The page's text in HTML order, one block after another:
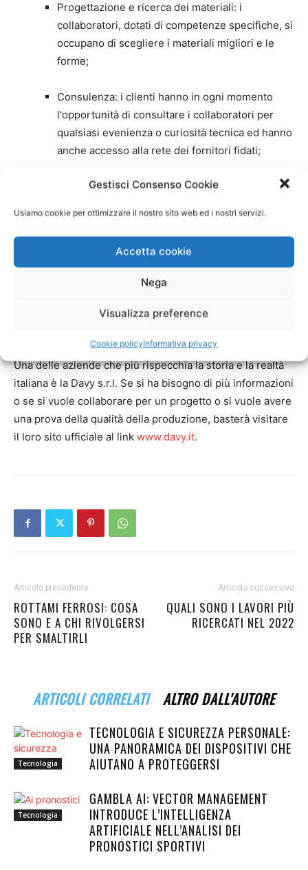
Gestisci Consenso Cookie
Usiamo cookie per ottimizzare il nostro sito web ed i nostri servizi.
Accetta cookie
Nega
Visualizza preference
Cookie policyInformativa privacy
Progettazione e ricerca dei materiali: i
collaboratori, dotati di competenze specifiche, si
occupano di scegliere i materiali migliori e le
forme;
Consulenza: i clienti hanno in ogni momento
l'opportunità di consultare i collaboratori per
qualsiasi evenienza o curiosità tecnica ed hanno
anche accesso alla rete dei fornitori fidati;
Estetica: si cerca di accontentare sempre i
forma, ottenendo la maggior parte delle volte
una resa cromatica perfetta;
Personalizzazione: si progettano spazzole per
qualsiasi tipo di dispositivo, tenendo conto di
tutte le sue caratteristiche per ottimizzarne il
Una delle aziende che più rispecchia la storia e la realtà
italiana è la Davy s.r.l. Se si ha bisogno di più informazioni
o se si vuole collaborare per un progetto o si vuole avere
una prova della qualità della produzione, basterà visitare
il loro sito ufficiale al link www.davy.it.
Articolo precedente
ROTTAMI FERROSI: COSA
SONO E A CHI RIVOLGERSI
PER SMALTIRLI
Articolo successivo
QUALI SONO I LAVORI PIÙ
RICERCATI NEL 2022
ARTICOLI CORRELATI ALTRO DALL'AUTORE
Tecnologia
TECNOLOGIA E SICUREZZA PERSONALE:
UNA PANORAMICA DEI DISPOSITIVI CHE
AIUTANO A PROTEGGERSI
Tecnologia
GAMBLA AI: VECTOR MANAGEMENT
INTRODUCE L’INTELLIGENZA
ARTIFICIALE NELL’ANALISI DEI
PRONOSTICI SPORTIVI